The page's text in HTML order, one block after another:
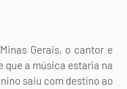
Gerais, o cantor e
que a música estaria na
saiu com destino ao